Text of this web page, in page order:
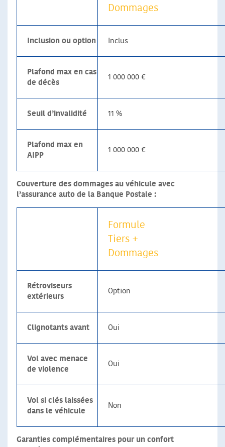
Dommages
Inclusion ou option Inclus
Plafond max en cas
de décès
1 000 000 €
Seuil d’invalidité 11 %
Plafond max en
AIPP
1 000 000 €
Couverture des dommages au véhicule avec
l’assurance auto de la Banque Postale :
Formule
Tiers +
Dommages
Rétroviseurs
extérieurs
Option
Clignotants avant Oui
Vol avec menace
de violence
Oui
Vol si clés laissées
dans le véhicule
Non
Garanties complémentaires pour un confort